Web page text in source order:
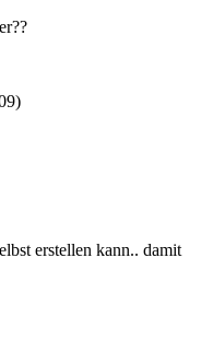
erstellen kann.. damit